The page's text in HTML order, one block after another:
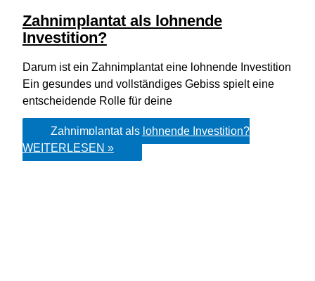
Zahnimplantat als lohnende
Investition?
Darum ist ein Zahnimplantat eine lohnende Investition
Ein gesundes und vollständiges Gebiss spielt eine
entscheidende Rolle für deine
Zahnimplantat als lohnende Investition?
WEITERLESEN »